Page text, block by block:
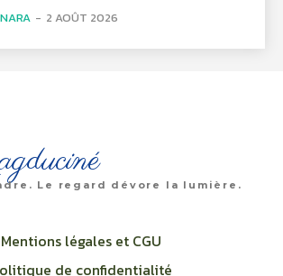
- 2 AOÛT 2026
Le regard dévore la lumière.
Mentions légales et CGU
de confidentialité